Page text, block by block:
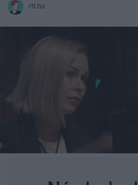
rtl.hu